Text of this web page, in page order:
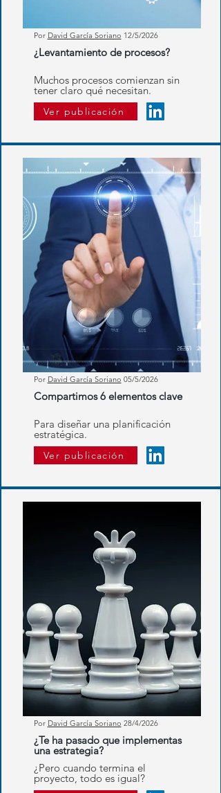
Por David García Soriano 12/5/2026
¿Levantamiento de procesos?
Muchos procesos comienzan sin
tener claro qué necesitan.
Ver publicación
Por David García Soriano 05/5/2026
Compartimos 6 elementos clave
Para diseñar una planificación
estratégica.
Ver publicación
Por David García Soriano 28/4/2026
¿Te ha pasado que implementas
una estrategia?
¿Pero cuando termina el
proyecto, todo es igual?